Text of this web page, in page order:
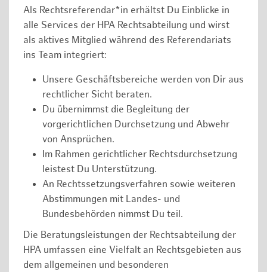
Als Rechtsreferendar*in erhältst Du Einblicke in
alle Services der HPA Rechtsabteilung und wirst
als aktives Mitglied während des Referendariats
ins Team integriert:
Unsere Geschäftsbereiche werden von Dir aus
rechtlicher Sicht beraten.
Du übernimmst die Begleitung der
vorgerichtlichen Durchsetzung und Abwehr
von Ansprüchen.
Im Rahmen gerichtlicher Rechtsdurchsetzung
leistest Du Unterstützung.
An Rechtssetzungsverfahren sowie weiteren
Abstimmungen mit Landes- und
Bundesbehörden nimmst Du teil.
Die Beratungsleistungen der Rechtsabteilung der
HPA umfassen eine Vielfalt an Rechtsgebieten aus
dem allgemeinen und besonderen